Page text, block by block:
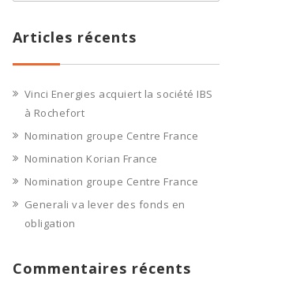
Articles récents
Vinci Energies acquiert la société IBS
à Rochefort
Nomination groupe Centre France
Nomination Korian France
Nomination groupe Centre France
Generali va lever des fonds en
obligation
Commentaires récents